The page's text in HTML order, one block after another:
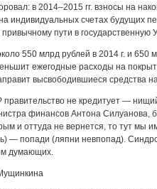
в 2014–2015 гг. взносы на
индивидуальных счетах будущих
пути в
550 млрд рублей в 2014 г. и 650
ежегодные расходы на
высвободившиеся средства
не кредитует —
финансов Антона Силуанова,
и оттуда не вернется, то тут мы
— попади (ляпни невпопад).
думающих.